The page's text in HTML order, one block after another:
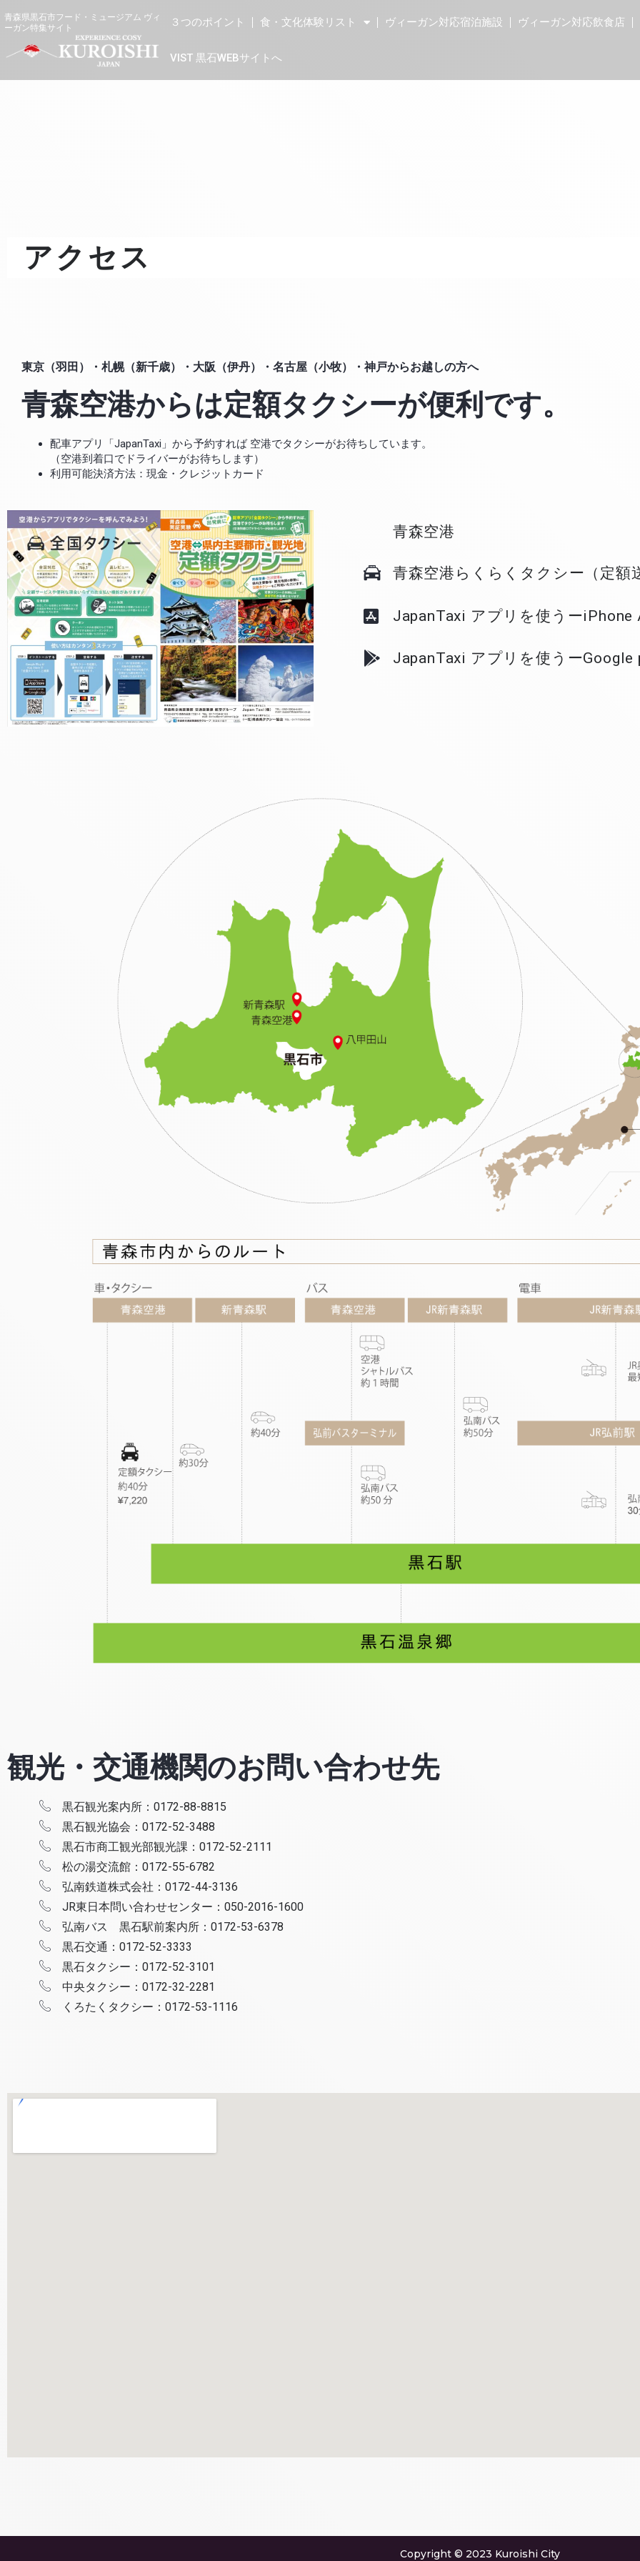
青森県黒石市フード・ミュージアム ヴィ
ーガン特集サイト
３つのポイント 食・文化体験リスト ヴィーガン対応宿泊施設 ヴィーガン対応飲食店
VIST 黒石WEBサイトへ
アクセス
東京（羽田）・札幌（新千歳）・大阪（伊丹）・名古屋（小牧）・神戸からお越しの方へ
青森空港からは定額タクシーが便利です。
配車アプリ「JapanTaxi」から予約すれば 空港でタクシーがお待ちしています。
（空港到着口でドライバーがお待ちします）
利用可能決済方法：現金・クレジットカード
青森空港
青森空港らくらくタクシー（定額
JapanTaxi アプリを使うーiPhone
JapanTaxi アプリを使うーGoogle
観光・交通機関のお問い合わせ先
黒石観光案内所：0172-88-8815
黒石観光協会：0172-52-3488
黒石市商工観光部観光課：0172-52-2111
松の湯交流館：0172-55-6782
弘南鉄道株式会社：0172-44-3136
JR東日本問い合わせセンター：050-2016-1600
弘南バス 黒石駅前案内所：0172-53-6378
黒石交通：0172-52-3333
黒石タクシー：0172-52-3101
中央タクシー：0172-32-2281
くろたくタクシー：0172-53-1116
Copyright © 2023 Kuroishi City